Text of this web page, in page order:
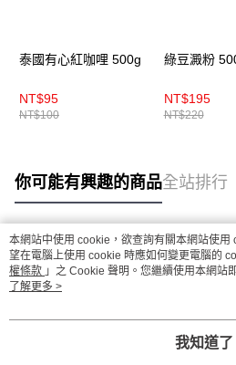
泰國有心紅咖哩 500g
NT$95
NT$100
綠豆澱粉
NT$195
NT$220
你可能有興趣的商品全站排行
熱門標籤
本網站中使用 cookie，欲查詢有關本網站使
望在電腦上使用 cookie 時應如何變更電腦的
權條款 」之 Cookie 聲明。您繼續使用本網站
用條款之 Cookie 聲明使用 cookie。
了解更多 >
我知道了